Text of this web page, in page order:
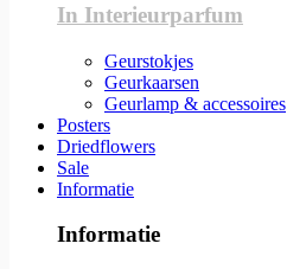
In Interieurparfum
Geurstokjes
Geurkaarsen
Geurlamp & accessoires
Posters
Driedflowers
Sale
Informatie
Informatie